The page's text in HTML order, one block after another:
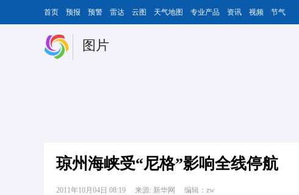
首页 预报 预警 雷达 云图 天气地图 专业产品 资讯 视频 节气
图片
琼州海峡受“尼格”影响全线停航
2011年10月04日 08:19 来源: 新华网 编辑：zw